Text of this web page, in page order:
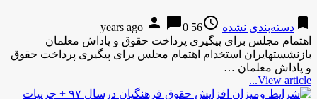
bookmark دسته‌بندی نشده access_time
56 years ago
person chat_bubble0
اهتمام مجلس برای پیگیری پرداخت حقوق و پاداش معلمان
بازنشستهایران استخدام اهتمام مجلس برای پیگیری پرداخت حقوق
و پاداش معلمان …
View article...